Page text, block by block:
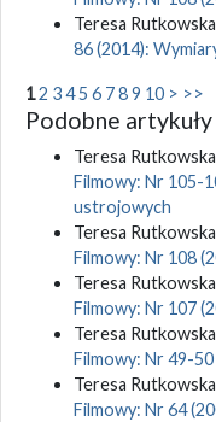
Teresa
86 (2014):
12 345 6 789 10 > >>
Podobne artykuły
Teresa
Filmowy: Nr 105-
ustrojowych
Teresa
Filmowy: Nr 108
Teresa
Filmowy: Nr 107
Teresa
Filmowy: Nr 49-
Teresa
Filmowy: Nr 64